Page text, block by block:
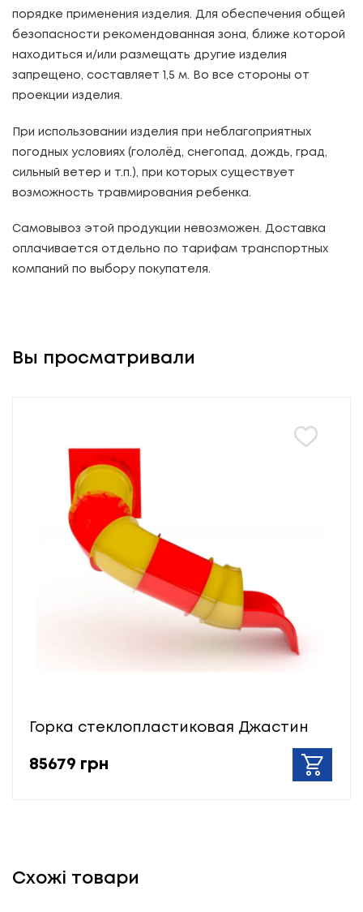
порядке применения изделия. Для обеспечения общей
безопасности рекомендованная зона, ближе которой
находиться и/или размещать другие изделия
запрещено, составляет 1,5 м. Во все стороны от
проекции изделия.
При использовании изделия при неблагоприятных
погодных условиях (гололёд, снегопад, дождь, град,
сильный ветер и т.п.), при которых существует
возможность травмирования ребенка.
Самовывоз этой продукции невозможен. Доставка
оплачивается отдельно по тарифам транспортных
компаний по выбору покупателя.
Вы просматривали
Горка стеклопластиковая Джастин
85679 грн
Схожі товари